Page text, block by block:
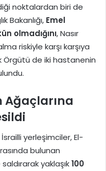
noktalardan biri de
Bakanlığı, Emel
olmadığını, Nasır
riskiyle karşı karşıya
Örgütü de iki hastanenin
Ağaçlarına
yerleşimciler, El-
bulunan
yaklaşık100